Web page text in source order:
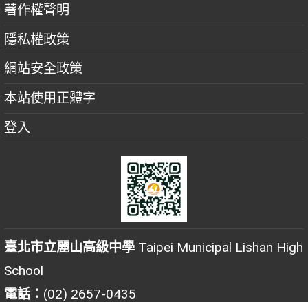
著作權聲明
隱私權政策
網站安全政策
本站使用正體字
登入
臺北市立麗山高級中學 Taipei Municipal Lishan High
School
電話： (02) 2657-0435